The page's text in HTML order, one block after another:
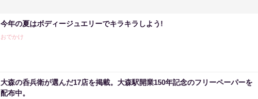
今年の夏はボディージュエリーでキラキラしよう!
おでかけ
大森の呑兵衛が選んだ17店を掲載。大森駅開業150年記念のフリーペーパーを
配布中。